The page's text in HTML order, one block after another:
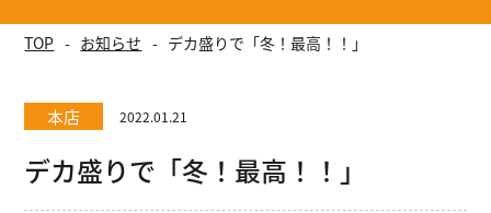
TOP お知らせ デカ盛りで「冬！最高！！」
本店 2022.01.21
デカ盛りで「冬！最高！！」